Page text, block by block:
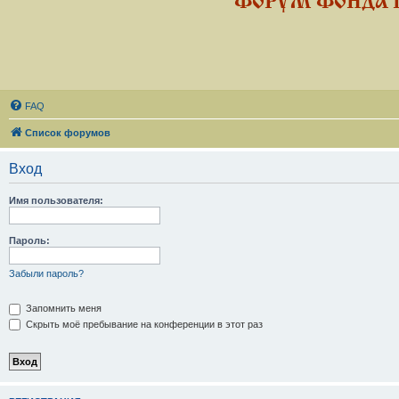
FAQ
Список форумов
Вход
Имя пользователя:
Пароль:
Забыли пароль?
Запомнить меня
Скрыть моё пребывание на конференции в этот раз